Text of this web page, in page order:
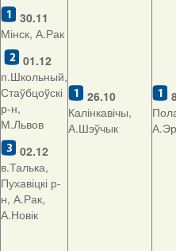
30.11
Мінск, А.Рак
01.12
п.Школьный,
Стаўбцоўскі
р-н,
М.Львов
02.12
в.Талька,
Пухавіцкі р-
н, А.Рак,
А.Новік
26.10
Калінкавічы,
А.Шэўчык